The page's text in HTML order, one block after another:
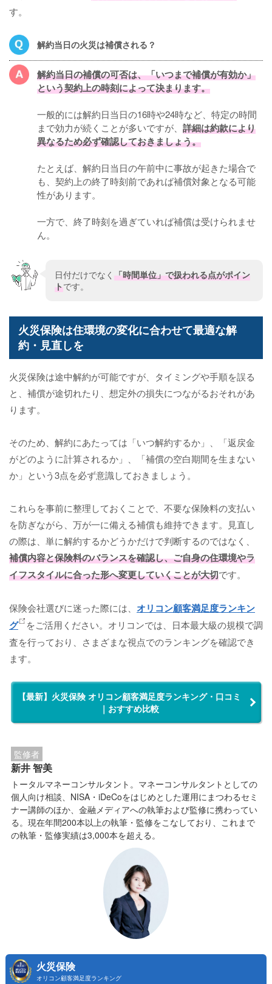
す。
解約当日の火災は補償される？
解約当日の補償の可否は、「いつまで補償が有効か」
という契約上の時刻によって決まります。
一般的には解約日当日の16時や24時など、特定の時間
まで効力が続くことが多いですが、 詳細は約款により
異なるため必ず確認しておきましょう。
たとえば、解約日当日の午前中に事故が起きた場合で
も、契約上の終了時刻前であれば補償対象となる可能
性があります。
一方で、終了時刻を過ぎていれば補償は受けられませ
ん。
日付だけでなく 「時間単位」で扱われる点がポイン
トです。
火災保険は住環境の変化に合わせて最適な解
約・見直しを
火災保険は途中解約が可能ですが、タイミングや手順を誤る
と、補償が途切れたり、想定外の損失につながるおそれがあ
ります。
そのため、解約にあたっては「いつ解約するか」、「返戻金
がどのように計算されるか」、「補償の空白期間を生まない
か」という3点を必ず意識しておきましょう。
これらを事前に整理しておくことで、不要な保険料の支払い
を防ぎながら、万が一に備える補償も維持できます。見直し
の際は、単に解約するかどうかだけで判断するのではなく、
補償内容と保険料のバランスを確認し、ご自身の住環境やラ
イフスタイルに合った形へ変更していくことが大切です。
保険会社選びに迷った際には、 オリコン顧客満足度ランキン
グ
をご活用ください。オリコンでは、日本最大級の規模で調
査を行っており、さまざまな視点でのランキングを確認でき
ます。
【最新】火災保険 オリコン顧客満足度ランキング・口コミ
｜おすすめ比較
監修者
新井 智美
トータルマネーコンサルタント。マネーコンサルタントとしての
個人向け相談、NISA・iDeCoをはじめとした運用にまつわるセミ
ナー講師のほか、金融メディアへの執筆および監修に携わってい
る。現在年間200本以上の執筆・監修をこなしており、これまで
の執筆・監修実績は3,000本を超える。
火災保険
オリコン顧客満足度ランキング